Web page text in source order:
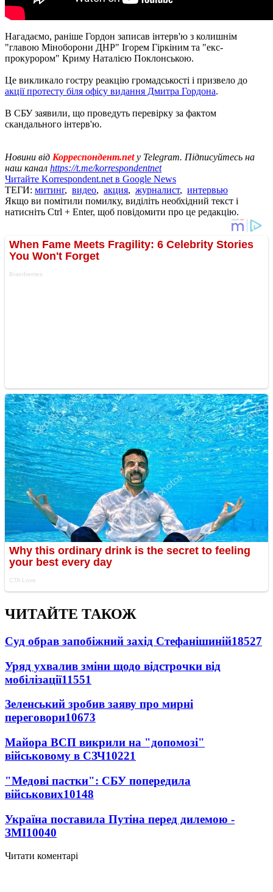
Нагадаємо, раніше Гордон записав інтерв'ю з колишнім
"главою Міноборони ДНР" Ігорем Гіркіним та "екс-
прокурором" Криму Наталією Поклонською.
Це викликало гостру реакцію громадськості і призвело до
акції протесту біля офісу видання Дмитра Гордона.
В СБУ заявили, що проведуть перевірку за фактом
скандального інтерв'ю.
Новини від Корреспондент.netу Telegram. Підписуйтесь на
наш канал https://t.me/korrespondentnet
Читайте Korrespondent.net в Google News
ТЕГИ: митинг, видео, акция, журналист, интервью
Якщо ви помітили помилку, виділіть необхідний текст і
натисніть Ctrl + Enter, щоб повідомити про це редакцію.
ЧИТАЙТЕ ТАКОЖ
Суд обрав запобіжний захід Стефанішиній18527
Уряд ухвалив зміни щодо відстрочки від
мобілізації11551
Зеленський зробив заяву про мирні
переговори10673
Майора ВСП викрили на "допомозі"
військовому в СЗЧ10221
"Медові пастки": СБУ попередила
військових10148
Україна поставила Путіна перед дилемою -
ЗМІ10040
Читати коментарі